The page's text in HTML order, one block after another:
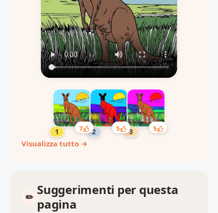
7 5 5
Visualizza tutto →
Suggerimenti per questa
pagina